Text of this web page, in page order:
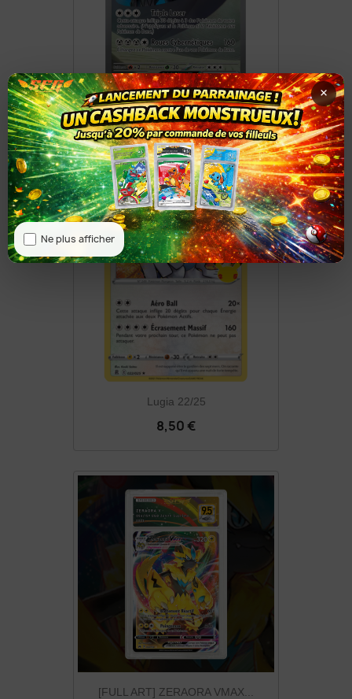
Roue-De-Fer Ex 248/198
8,50 €
Lugia 22/25
8,50 €
[FULL ART] ZERAORA VMAX...
×
Ne plus afficher